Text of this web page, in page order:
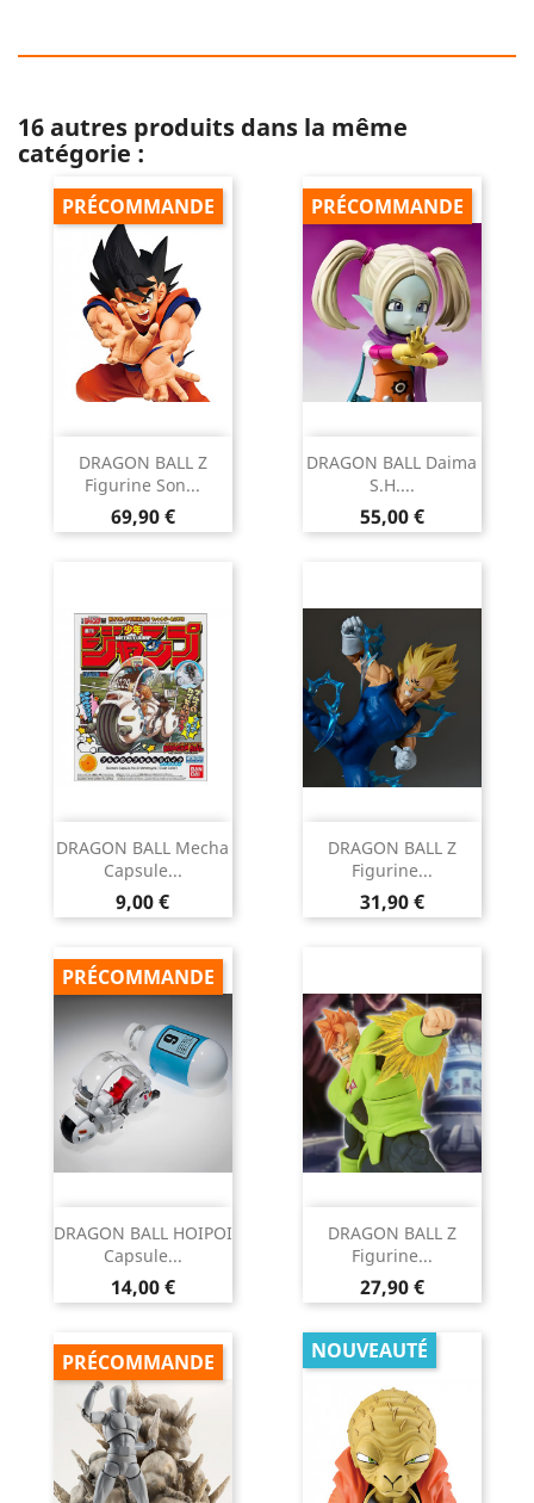
16 autres produits dans la même
catégorie :
DRAGON BALL Z
Figurine Son...
Prix
69,90 €
PRÉCOMMANDE
DRAGON BALL Daima
S.H....
Prix
55,00 €
PRÉCOMMANDE
DRAGON BALL Mecha
Capsule...
Prix
9,00 €
DRAGON BALL Z
Figurine...
Prix
31,90 €
DRAGON BALL HOIPOI
Capsule...
Prix
14,00 €
PRÉCOMMANDE
DRAGON BALL Z
Figurine...
Prix
27,90 €
PRÉCOMMANDE NOUVEAUTÉ